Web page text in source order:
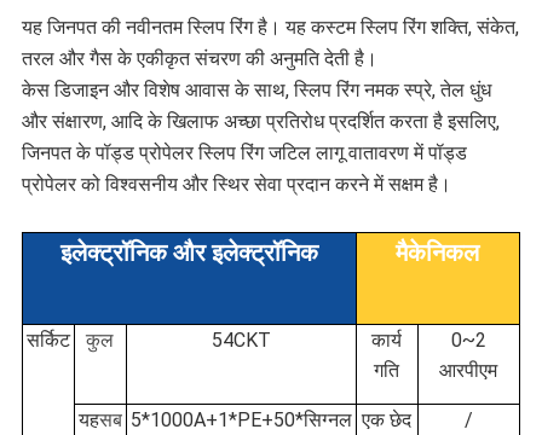
यह जिनपत की नवीनतम स्लिप रिंग है। यह कस्टम स्लिप रिंग शक्ति, संकेत,
तरल और गैस के एकीकृत संचरण की अनुमति देती है।
केस डिजाइन और विशेष आवास के साथ, स्लिप रिंग नमक स्प्रे, तेल धुंध
और संक्षारण, आदि के खिलाफ अच्छा प्रतिरोध प्रदर्शित करता है इसलिए,
जिनपत के पॉड्ड प्रोपेलर स्लिप रिंग जटिल लागू वातावरण में पॉड्ड
प्रोपेलर को विश्वसनीय और स्थिर सेवा प्रदान करने में सक्षम है।
इलेक्ट्रॉनिक और इलेक्ट्रॉनिक मैकेनिकल
सर्किट कुल 54CKT
कार्य
गति
0~2
आरपीएम
यहसब 5*1000A+1*PE+50*सिग्नल एक छेद /